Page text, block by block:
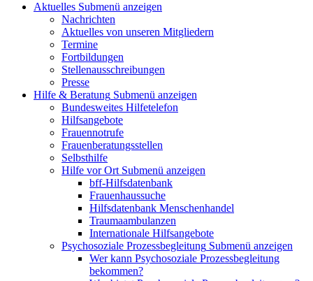
Aktuelles Submenü anzeigen
Nachrichten
Aktuelles von unseren Mitgliedern
Termine
Fortbildungen
Stellenausschreibungen
Presse
Hilfe & Beratung Submenü anzeigen
Bundesweites Hilfetelefon
Hilfsangebote
Frauennotrufe
Frauenberatungsstellen
Selbsthilfe
Hilfe vor Ort Submenü anzeigen
bff-Hilfsdatenbank
Frauenhaussuche
Hilfsdatenbank Menschenhandel
Traumaambulanzen
Internationale Hilfsangebote
Psychosoziale Prozessbegleitung Submenü anzeigen
Wer kann Psychosoziale Prozessbegleitung
bekommen?